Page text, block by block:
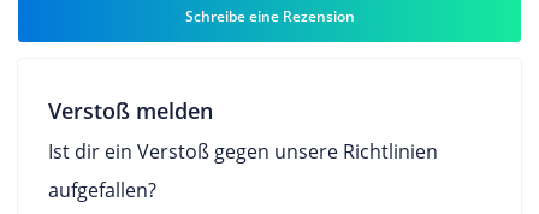
Schreibe eine Rezension
Verstoß melden
Ist dir ein Verstoß gegen unsere Richtlinien
aufgefallen?